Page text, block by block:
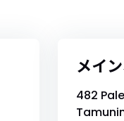
メイ
482